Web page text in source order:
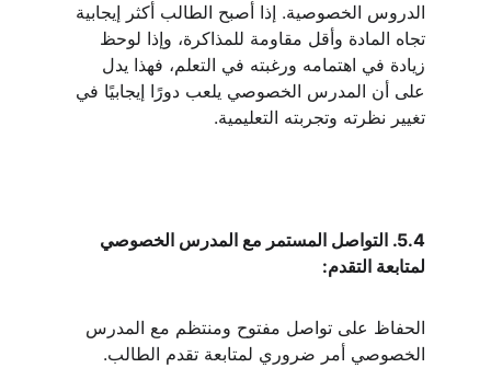
الدروس الخصوصية. إذا أصبح الطالب أكثر إيجابية
تجاه المادة وأقل مقاومة للمذاكرة، وإذا لوحظ
زيادة في اهتمامه ورغبته في التعلم، فهذا يدل
على أن المدرس الخصوصي يلعب دورًا إيجابيًا في
تغيير نظرته وتجربته التعليمية.
5.4. التواصل المستمر مع المدرس الخصوصي
لمتابعة التقدم:
الحفاظ على تواصل مفتوح ومنتظم مع المدرس
الخصوصي أمر ضروري لمتابعة تقدم الطالب.